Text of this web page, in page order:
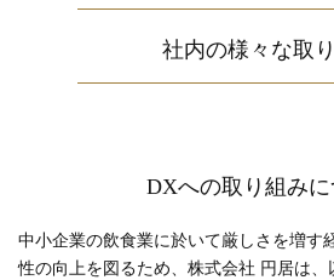
社内の様々な取
DXへの取り組みに
中小企業の飲食業に於いて厳しさを増す
性の向上を図るため、株式会社 円居は、